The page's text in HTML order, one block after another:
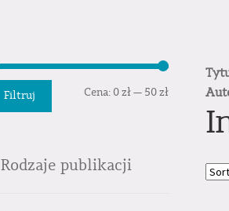
Cena
Cena
Filtruj Cena: 0 zł— 50 zł
Rodzaje publikacji